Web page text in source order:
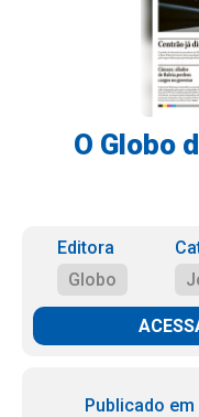
O Globo
Editora
Globo
Publicado em